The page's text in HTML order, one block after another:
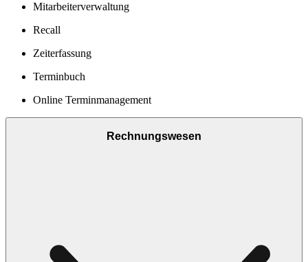
Mitarbeiterverwaltung
Recall
Zeiterfassung
Terminbuch
Online Terminmanagement
Rechnungswesen